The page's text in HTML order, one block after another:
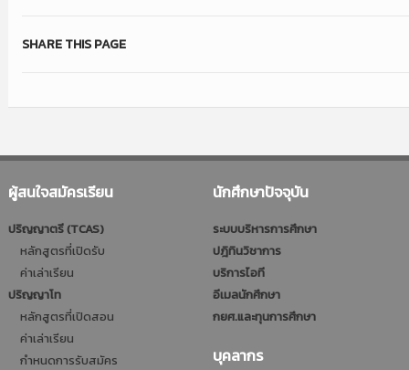
SHARE THIS PAGE
ผู้สนใจสมัครเรียน
ปริญญาตรี (TCAS)
หลักสูตรที่เปิดรับ
ค่าเล่าเรียน
ปริญญาโท
หลักสูตรที่เปิดสอน
ค่าเล่าเรียน
กำหนดการรับสมัคร
นักศึกษาปัจจุบัน
ระบบบริหารการศึกษา
ปฎิทินวิชาการ
บริการไอที
อีเมลนักศึกษา
กยศ.และทุนการศึกษา
บุคลากร